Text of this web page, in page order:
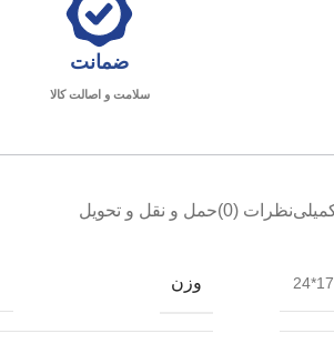
ضمانت
سلامت و اصالت کالا
نظرات (0) حمل و نقل و تحویل
17*24 وزن